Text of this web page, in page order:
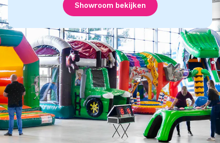
Showroom bekijken